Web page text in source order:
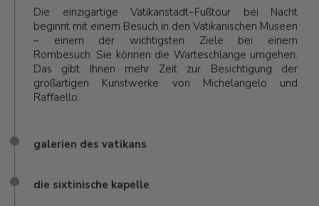
Die einzigartige Vatikanstadt–Fußtour bei Nacht
beginnt mit einem Besuch in den Vatikanischen Museen
– einem der wichtigsten Ziele bei einem
Rombesuch. Sie können die Warteschlange umgehen.
Das gibt Ihnen mehr Zeit zur Besichtigung der
großartigen Kunstwerke von Michelangelo und
Raffaello.
galerien des vatikans
die sixtinische kapelle